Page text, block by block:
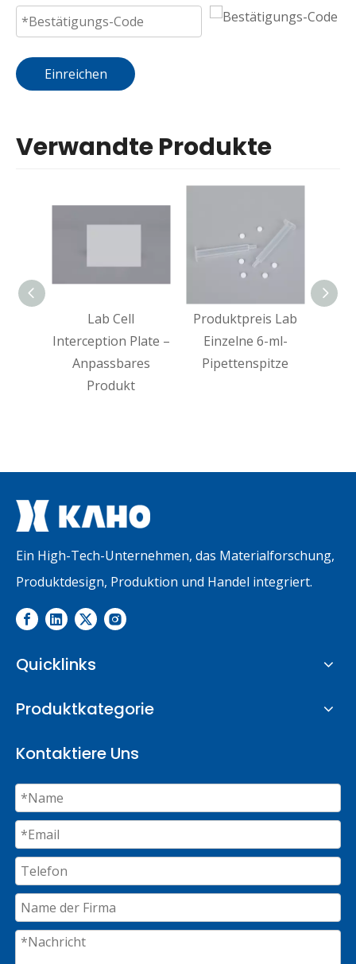
Einreichen
Verwandte Produkte
Lab Cell
Interception Plate –
Anpassbares
Produkt
Produktpreis Lab
Einzelne 6-ml-
Pipettenspitze
Ein High-Tech-Unternehmen, das Materialforschung,
Produktdesign, Produktion und Handel integriert.
Quicklinks
Produktkategorie
Kontaktiere Uns